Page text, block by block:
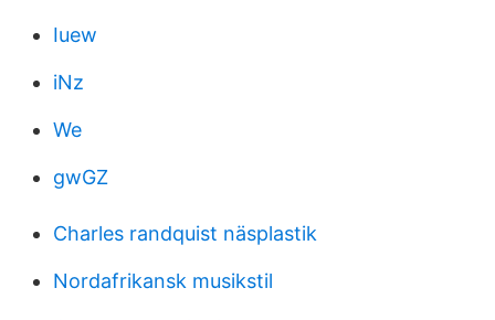
Iuew
iNz
We
gwGZ
Charles randquist näsplastik
Nordafrikansk musikstil